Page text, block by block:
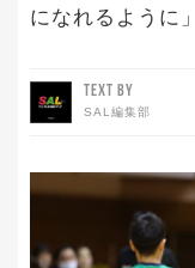
になれるように」
TEXT BY
SAL編集部